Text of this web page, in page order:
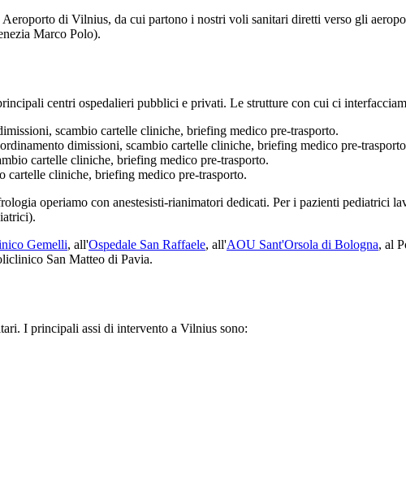
Aeroporto di Vilnius, da cui partono i nostri voli sanitari diretti verso gli
Marco Polo).
centri ospedalieri pubblici e privati. Le strutture con cui ci
scambio cartelle cliniche, briefing medico pre-trasporto.
dimissioni, scambio cartelle cliniche, briefing medico pre-
cartelle cliniche, briefing medico pre-trasporto.
cliniche, briefing medico pre-trasporto.
operiamo con anestesisti-rianimatori dedicati. Per i pazienti pediatrici
Gemelli, all'Ospedale San Raffaele, all'AOU Sant'Orsola di Bologna, al
San Matteo di Pavia.
I principali assi di intervento a Vilnius sono: